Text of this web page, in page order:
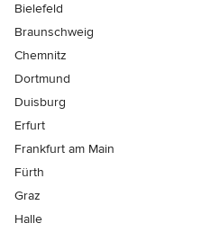
Bielefeld
Braunschweig
Chemnitz
Dortmund
Duisburg
Erfurt
Frankfurt am Main
Fürth
Graz
Halle